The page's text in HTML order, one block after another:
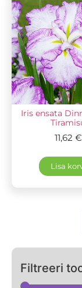
Iris ensata
11,62 €
Lisa
Filtreeri